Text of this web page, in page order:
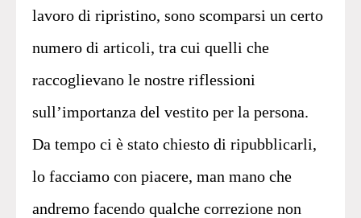
lavoro di ripristino, sono scomparsi un certo
numero di articoli, tra cui quelli che
raccoglievano le nostre riflessioni
sull’importanza del vestito per la persona.
Da tempo ci è stato chiesto di ripubblicarli,
lo facciamo con piacere, man mano che
andremo facendo qualche correzione non